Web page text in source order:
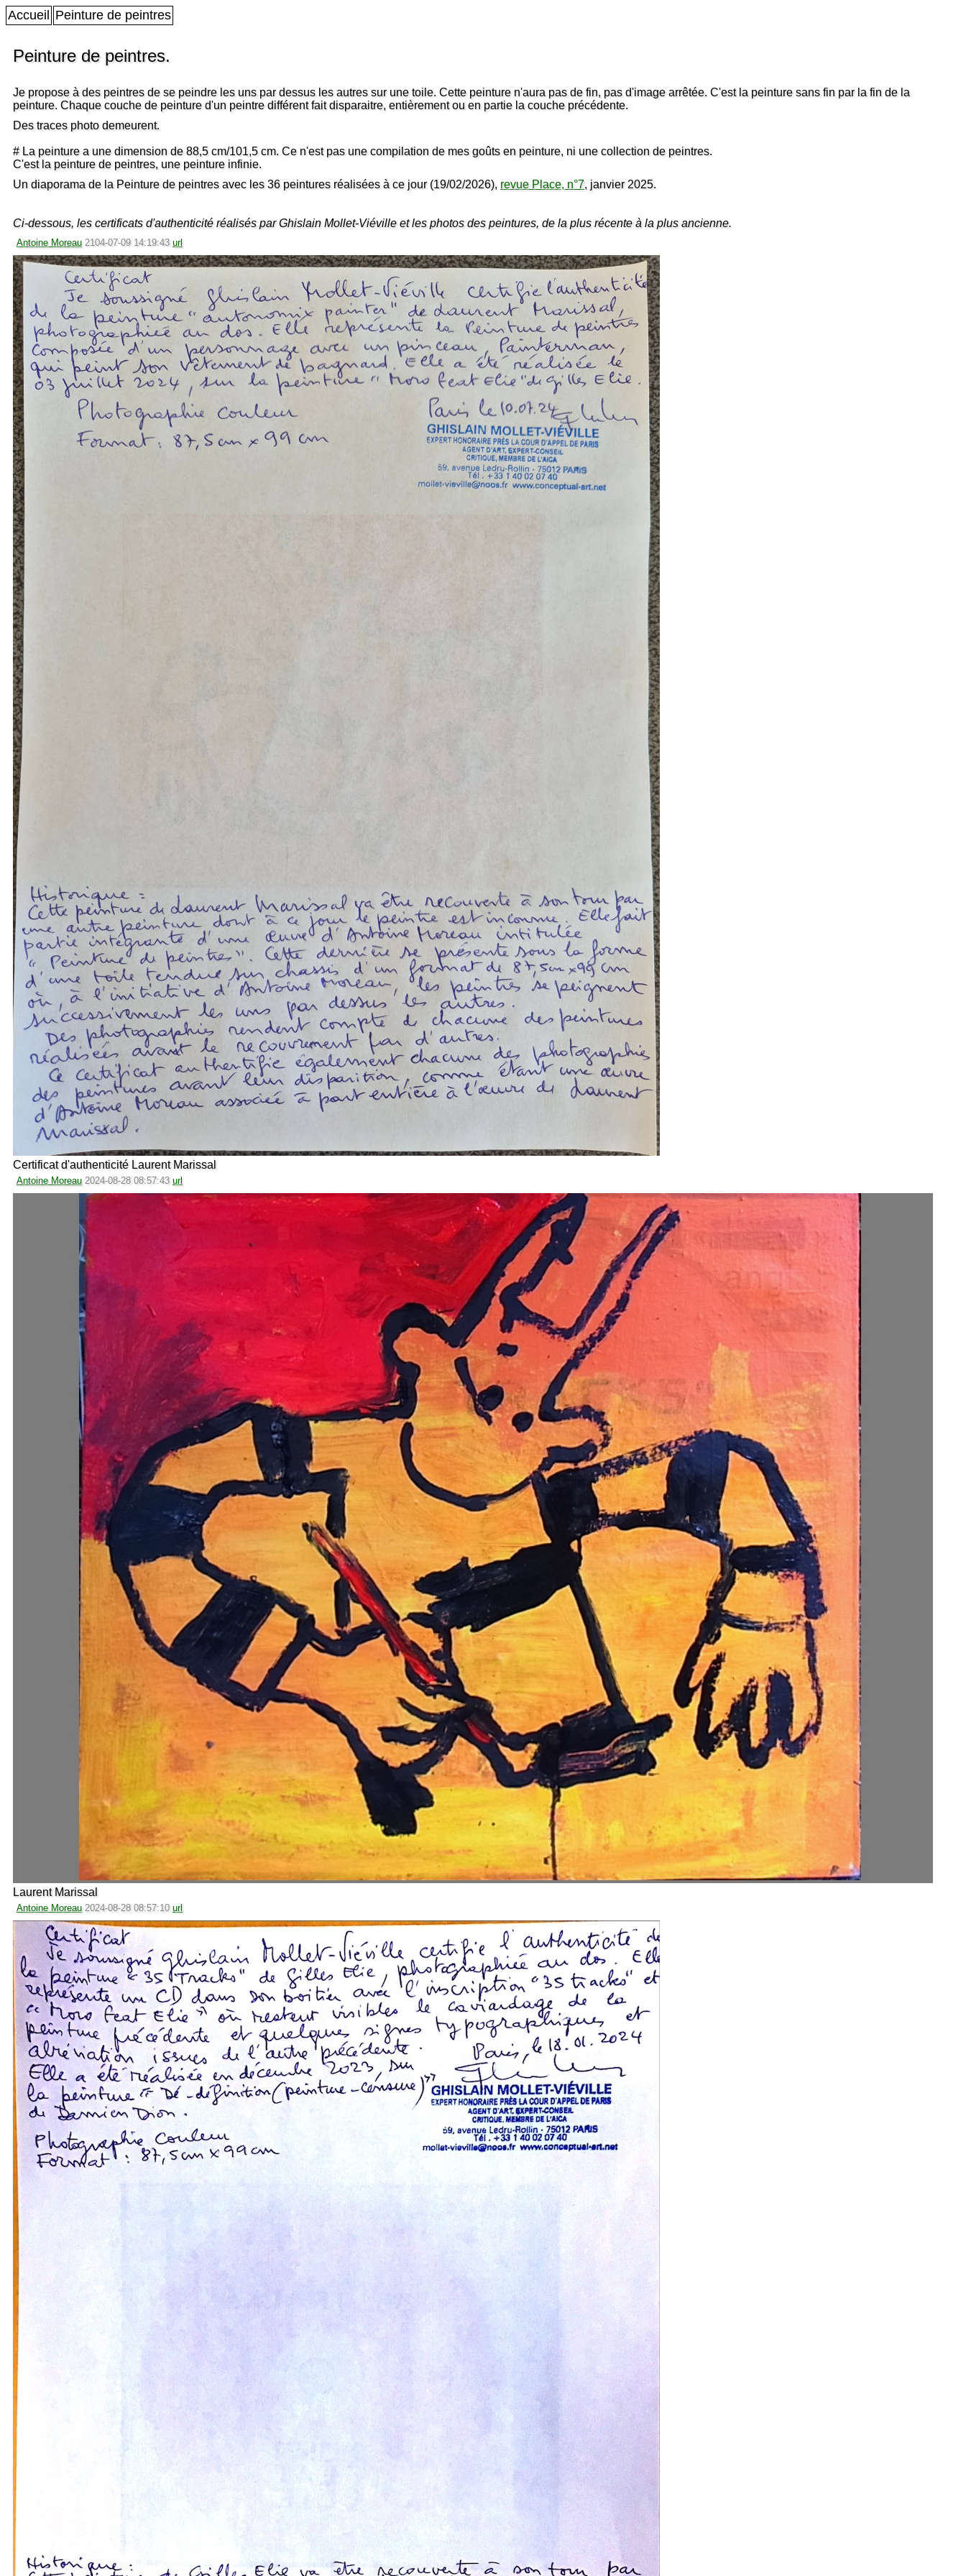
Accueil Peinture de peintres
Peinture de peintres.
Je propose à des peintres de se peindre les uns par dessus les autres sur une toile. Cette peinture n'aura pas de fin, pas d'image arrêtée. C'est la peinture sans fin par la fin de la
peinture. Chaque couche de peinture d'un peintre différent fait disparaitre, entièrement ou en partie la couche précédente.
Des traces photo demeurent.
# La peinture a une dimension de 88,5 cm/101,5 cm. Ce n'est pas une compilation de mes goûts en peinture, ni une collection de peintres.
C'est la peinture de peintres, une peinture infinie.
Un diaporama de la Peinture de peintres avec les 36 peintures réalisées à ce jour (19/02/2026), revue Place, n°7, janvier 2025.
Ci-dessous, les certificats d'authenticité réalisés par Ghislain Mollet-Viéville et les photos des peintures, de la plus récente à la plus ancienne.
Antoine Moreau 2104-07-09 14:19:43 url
Certificat d'authenticité Laurent Marissal
Antoine Moreau 2024-08-28 08:57:43 url
Laurent Marissal
Antoine Moreau 2024-08-28 08:57:10 url